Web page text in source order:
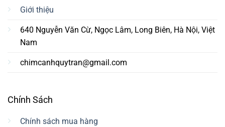
Giới thiệu
640 Nguyễn Văn Cừ, Ngọc Lâm, Long Biên, Hà Nội, Việt
Nam
chimcanhquytran@gmail.com
Chính Sách
Chính sách mua hàng